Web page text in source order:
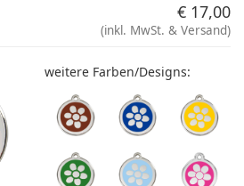
€ 17,00
(inkl. MwSt. & Versand)
weitere Farben/Designs: